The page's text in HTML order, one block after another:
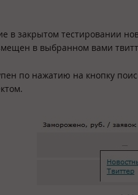
в закрытом тестировании
в выбранном вами
по нажатию на кнопку